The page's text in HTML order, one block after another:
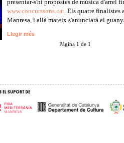
presentar-s'hi propostes de música d'arrel
www.concurssons.cat. Els quatre finalistes
Manresa, i allà mateix s'anunciarà el
Llegir més
Pàgina 1 de 1